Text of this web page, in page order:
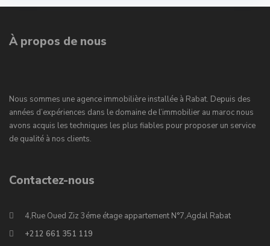
À propos de nous
Nous sommes une agence immobilière installée à Rabat. Depuis des
années d’expériences dans le domaine de l’immobilier au maroc nous
avons acquis les techniques les plus fiables pour proposer un service
de qualité à nos clients.
Contactez-nous
4,Rue Oued Ziz 3éme étage appartement N°7,Agdal Rabat
+212 661 351 119